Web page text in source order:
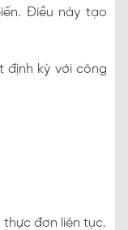
Điều này tạo
định kỳ với công
thực đơn liên tục.